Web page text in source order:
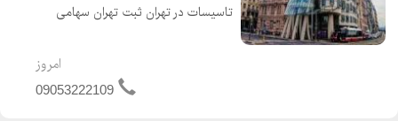
تاسیسات در تهران ثبت تهران سهامی
بدون بدهی دارای 4 سال اعبتار صلاحیت
پیمانکاری آماده واگذاری با مناسب ترین
امروز
09053222109